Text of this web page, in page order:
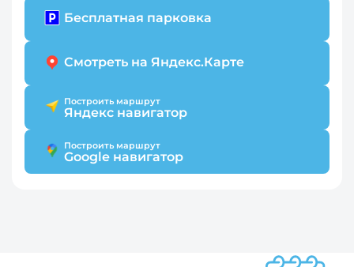
Бесплатная парковка
Смотреть на Яндекс.Карте
Построить маршрут
Яндекс навигатор
Построить маршрут
Google навигатор